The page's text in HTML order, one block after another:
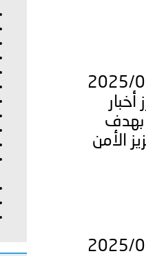
08/05 م - بمناسبة صدور المرسومين
مساعد لشؤون الأمن العام..
الحوثية على الأعيان
الموافق 2025/08/27
بهدف
الأمن
الموافق 2025/08/27